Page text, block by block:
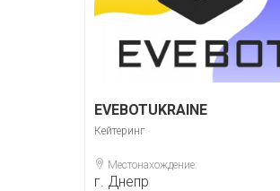
EVEBOTUKRAINE
Кейтеринг
Местонахождение:
г. Днепр